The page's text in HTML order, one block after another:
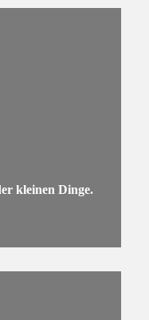
kleinen Dinge.